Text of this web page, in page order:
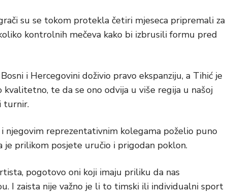
su se tokom protekla četiri mjeseca pripremali za
kontrolnih mečeva kako bi izbrusili formu pred
i Hercegovini doživio pravo ekspanziju, a Tihić je
kvalitetno, te da se ono odvija u više regija u našoj
turnir.
njegovim reprezentativnim kolegama poželio puno
je prilikom posjete uručio i prigodan poklon.
pogotovo oni koji imaju priliku da nas
I zaista nije važno je li to timski ili individualni sport